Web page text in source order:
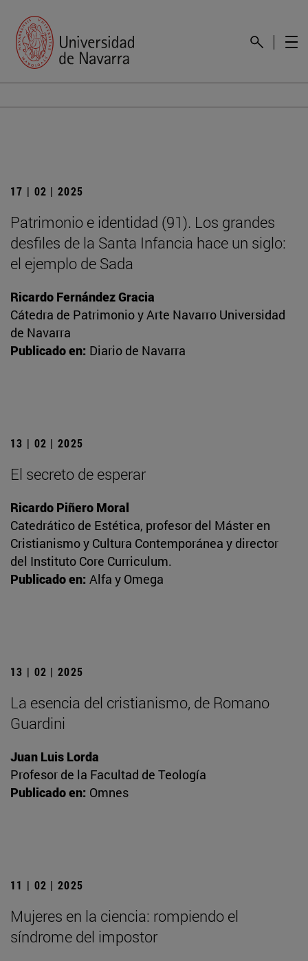
17 | 02 | 2025
Patrimonio e identidad (91). Los grandes
desfiles de la Santa Infancia hace un siglo:
el ejemplo de Sada
Ricardo Fernández Gracia
Cátedra de Patrimonio y Arte Navarro Universidad
de Navarra
Publicado en: Diario de Navarra
13 | 02 | 2025
El secreto de esperar
Ricardo Piñero Moral
Catedrático de Estética, profesor del Máster en
Cristianismo y Cultura Contemporánea y director
del Instituto Core Curriculum.
Publicado en: Alfa y Omega
13 | 02 | 2025
La esencia del cristianismo, de Romano
Guardini
Juan Luis Lorda
Profesor de la Facultad de Teología
Publicado en: Omnes
11 | 02 | 2025
Mujeres en la ciencia: rompiendo el
síndrome del impostor